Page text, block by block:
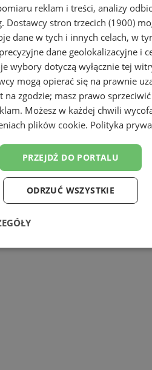
im. W. Korfantego
reklam i treści, analizy
Dostawcy stron trzecich (1900)
dane w tych i innych celach, w
dane geolokalizacyjne i
wybory dotyczą wyłącznie tej
mogą opierać się na prawnie
na zgodzie; masz prawo
. Możesz w każdej chwili
plików cookie. Polityka
PRZEJDŹ DO PORTALU
ODRZUĆ WSZYSTKIE
Wydajność Targetowanie